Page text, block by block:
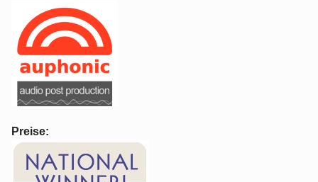
Preise: